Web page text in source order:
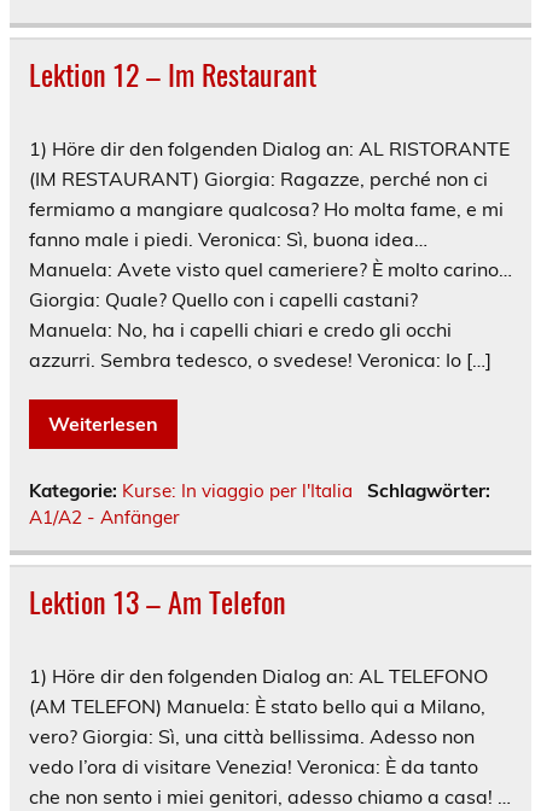
Lektion 12 – Im Restaurant
1) Höre dir den folgenden Dialog an: AL RISTORANTE
(IM RESTAURANT) Giorgia: Ragazze, perché non ci
fermiamo a mangiare qualcosa? Ho molta fame, e mi
fanno male i piedi. Veronica: Sì, buona idea…
Manuela: Avete visto quel cameriere? È molto carino…
Giorgia: Quale? Quello con i capelli castani?
Manuela: No, ha i capelli chiari e credo gli occhi
azzurri. Sembra tedesco, o svedese! Veronica: Io […]
Weiterlesen
Kategorie: Kurse: In viaggio per l'Italia
Schlagwörter:
A1/A2 - Anfänger
Lektion 13 – Am Telefon
1) Höre dir den folgenden Dialog an: AL TELEFONO
(AM TELEFON) Manuela: È stato bello qui a Milano,
vero? Giorgia: Sì, una città bellissima. Adesso non
vedo l’ora di visitare Venezia! Veronica: È da tanto
che non sento i miei genitori, adesso chiamo a casa! …